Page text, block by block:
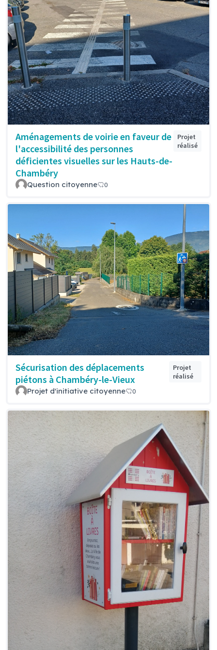
Aménagements de voirie en faveur de
l'accessibilité des personnes
déficientes visuelles sur les Hauts-de-
Chambéry
Projet
réalisé
Question citoyenne 0
Sécurisation des déplacements
piétons à Chambéry-le-Vieux
Projet
réalisé
Projet d'initiative citoyenne 0